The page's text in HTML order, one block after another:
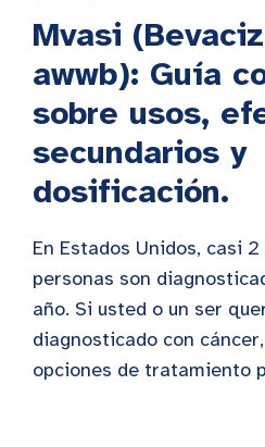
Mvasi
awwb): Guía
sobre usos,
secundarios y
dosificación.
En Estados Unidos, casi
personas son
año. Si usted o un ser
diagnosticado con
opciones de tratamiento